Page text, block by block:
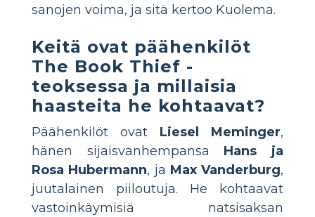
sanojen voima, ja sitä kertoo Kuolema.
Keitä ovat päähenkilöt
The Book Thief -
teoksessa ja millaisia
haasteita he kohtaavat?
Päähenkilöt ovat Liesel Meminger,
hänen sijaisvanhempansa Hans ja
Rosa Hubermann, ja Max Vanderburg,
juutalainen piiloutuja. He kohtaavat
vastoinkäymisiä natsisaksan